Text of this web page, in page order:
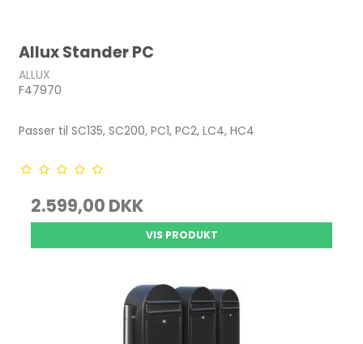
Allux Stander PC
ALLUX
F47970
Passer til SC135, SC200, PC1, PC2, LC4, HC4
2.599,00 DKK
VIS PRODUKT